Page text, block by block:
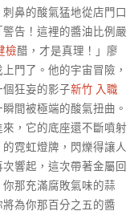
鼻的酸氣猛地從店門口
告！這裡的醬油比例嚴
檢醋，才是真理！」廖
門了。他的宇宙冒險，
狂妄的影子新竹 入職
間被極端的酸氣扭曲。
，它的底座還不斷噴射
霓虹燈牌，閃爍得讓人
響起，這次帶著金屬回
那充滿腐敗氣味的蒜
為你那百分之五的醬